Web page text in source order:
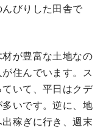
びりした田舎で
が豊富な土地なの
住んでいます。ス
いて、平日はクデ
いです。逆に、地
稼ぎに行き、週末